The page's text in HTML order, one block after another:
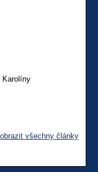
Karolíny
všechny články